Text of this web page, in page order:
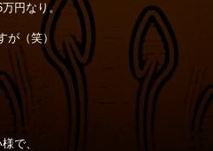
円なり。
（笑）
で、